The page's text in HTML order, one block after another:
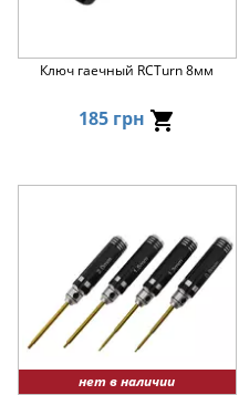
Ключ гаечный RCTurn 8мм
185 грн
нет в наличии